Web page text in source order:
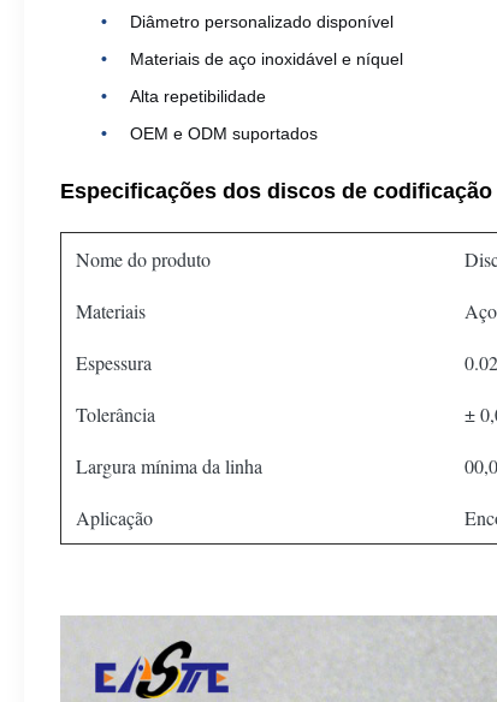
Diâmetro personalizado disponível
Materiais de aço inoxidável e níquel
Alta repetibilidade
OEM e ODM suportados
Especificações dos discos de codificação
Nome do produto
Materiais
Espessura
Tolerância ±
Largura mínima da linha
Aplicação